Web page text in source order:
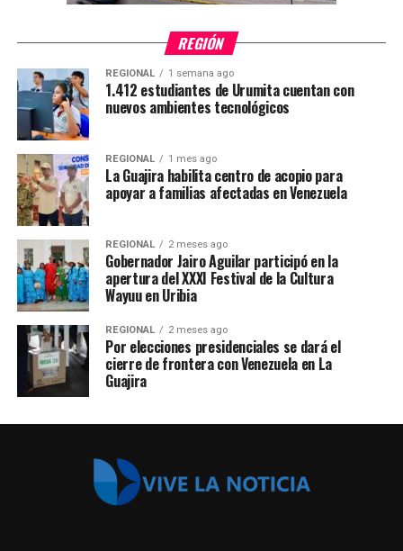
REGIÓN
REGIONAL 1 semana ago
1.412 estudiantes de Urumita cuentan con
nuevos ambientes tecnológicos
REGIONAL 1 mes ago
La Guajira habilita centro de acopio para
apoyar a familias afectadas en Venezuela
REGIONAL 2 meses ago
Gobernador Jairo Aguilar participó en la
apertura del XXXI Festival de la Cultura
Wayuu en Uribia
REGIONAL 2 meses ago
Por elecciones presidenciales se dará el
cierre de frontera con Venezuela en La
Guajira